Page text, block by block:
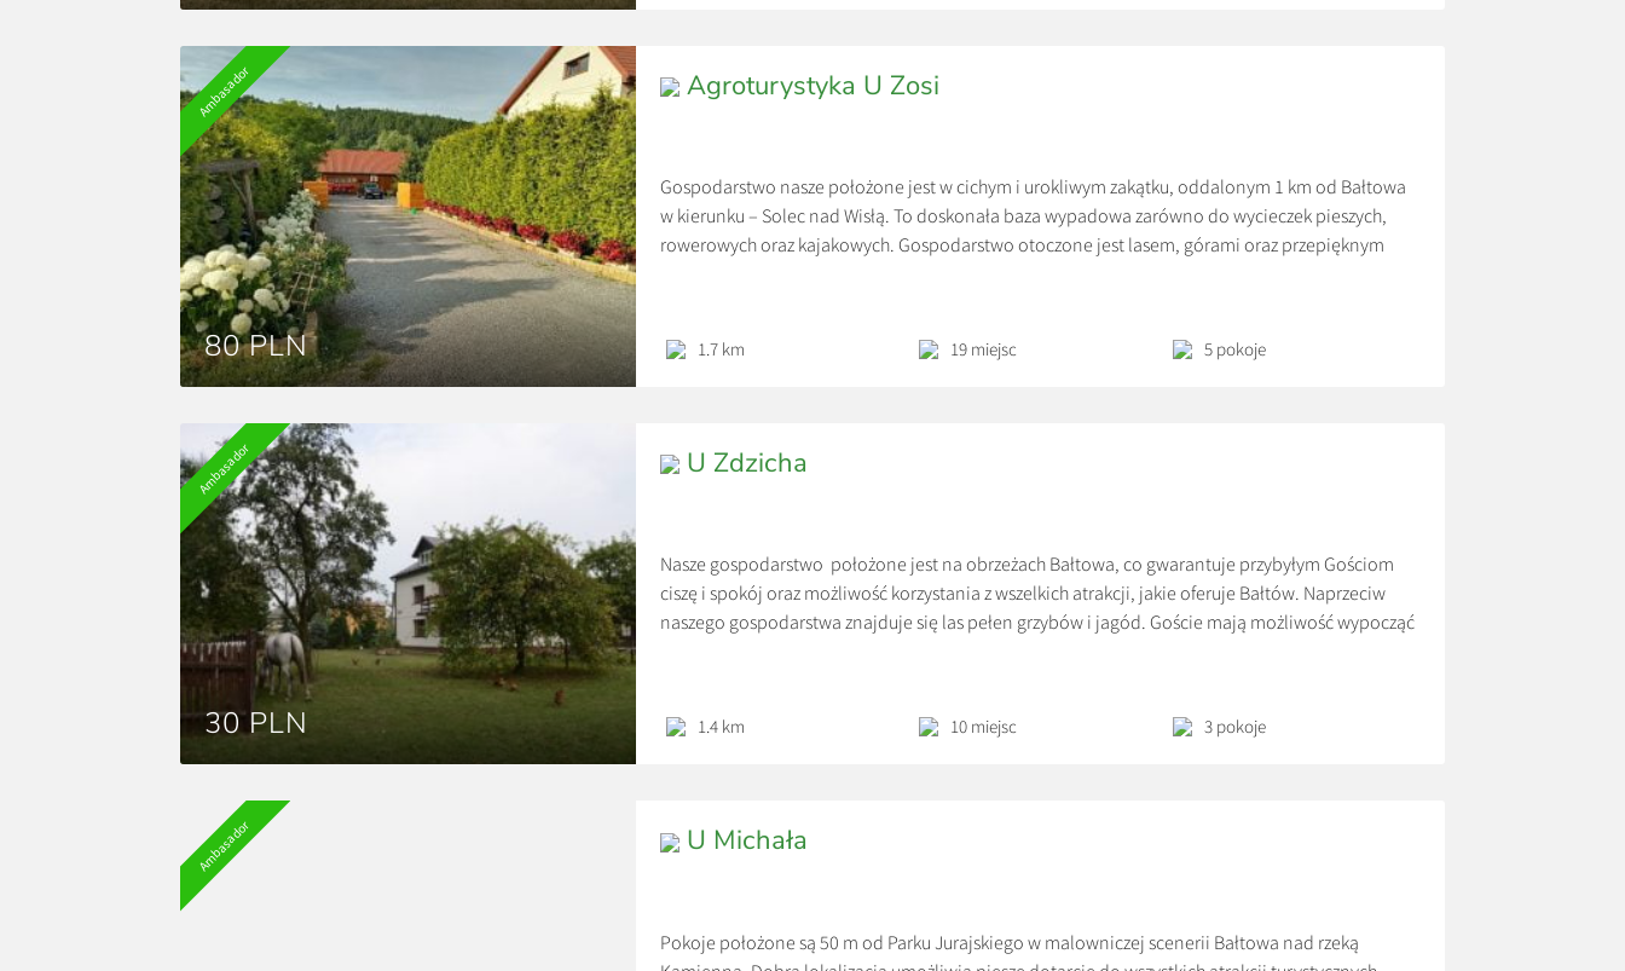
Ambasador
80 PLN
Agroturystyka U Zosi
Gospodarstwo nasze położone jest w cichym i urokliwym zakątku, oddalonym 1 km od Bałtowa
w kierunku – Solec nad Wisłą. To doskonała baza wypadowa zarówno do wycieczek pieszych,
rowerowych oraz kajakowych. Gospodarstwo otoczone jest lasem, górami oraz przepięknym
1.7 km 19 miejsc 5 pokoje
Ambasador
30 PLN
U Zdzicha
Nasze gospodarstwo położone jest na obrzeżach Bałtowa, co gwarantuje przybyłym Gościom
ciszę i spokój oraz możliwość korzystania z wszelkich atrakcji, jakie oferuje Bałtów. Naprzeciw
naszego gospodarstwa znajduje się las pełen grzybów i jagód. Goście mają możliwość wypocząć
1.4 km 10 miejsc 3 pokoje
Ambasador U Michała
Pokoje położone są 50 m od Parku Jurajskiego w malowniczej scenerii Bałtowa nad rzeką